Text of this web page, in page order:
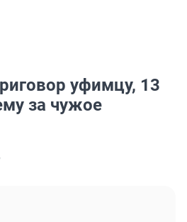
уфимцу, 13
за чужое